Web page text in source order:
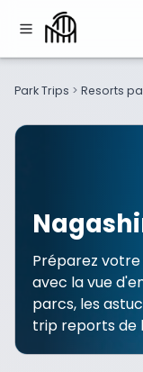
Park Trips > Resorts
Préparez votre
avec la vue
parcs, les
trip reports de